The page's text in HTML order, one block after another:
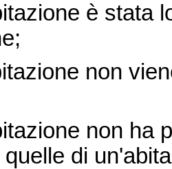
è stata
non
non ha
di